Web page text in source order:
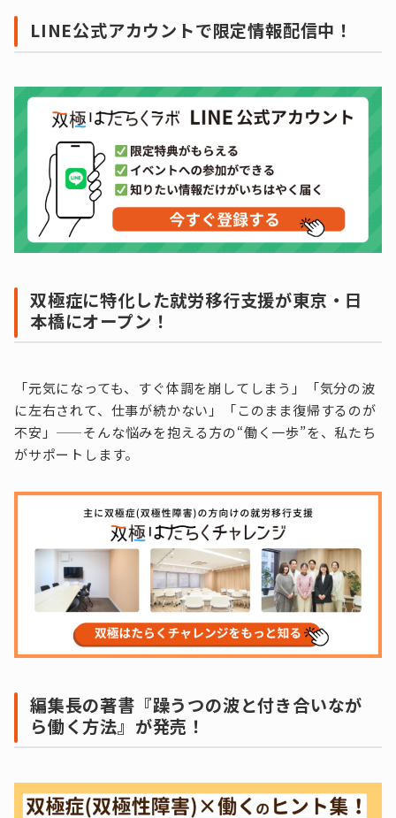
LINE公式アカウントで限定情報配信中！
双極症に特化した就労移行支援が東京・日
本橋にオープン！
「元気になっても、すぐ体調を崩してしまう」「気分の波
に左右されて、仕事が続かない」「このまま復帰するのが
不安」——そんな悩みを抱える方の“働く一歩”を、私たち
がサポートします。
編集長の著書『躁うつの波と付き合いなが
ら働く方法』が発売！